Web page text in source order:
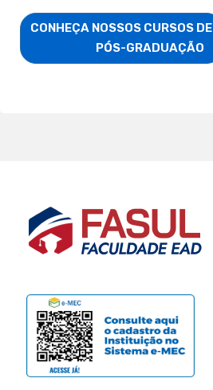
CONHEÇA NOSSOS CURSOS DE
                        PÓS-GRADUAÇÃO